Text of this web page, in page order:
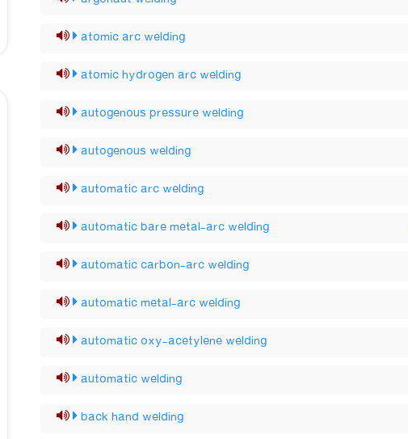
atomic arc welding
atomic hydrogen arc welding
autogenous pressure welding
autogenous welding
automatic arc welding
automatic bare metal-arc welding
automatic carbon-arc welding
automatic metal-arc welding
automatic oxy-acetylene welding
automatic welding
back hand welding